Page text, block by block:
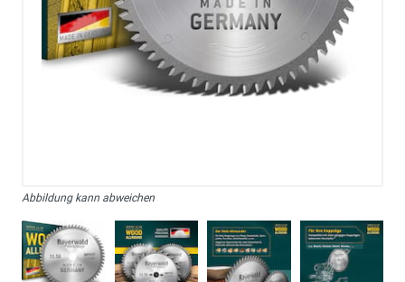
Abbildung kann abweichen